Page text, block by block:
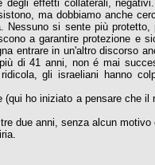
degli effetti collaterali,
ma dobbiamo anche
si sente più protetto,
a garantire protezione e
entrare in un'altro discorso
di 41 anni, non é mai
gli israeliani hanno
ho iniziato a pensare che il
due anni, senza alcun motivo